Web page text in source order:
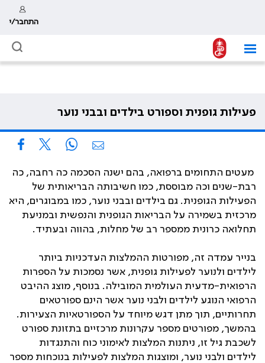
התחבר/י
פעילות גופנית וספורט בילדים ובבני נוער
מעטים התחומים ברפואה, בהם ישנה הסכמה כה רחבה, כה
רבת-שנים וכה מבוססת, כמו חשיבותה הבריאותית של
הפעילות הגופנית. גם בילדים ובבני נוער, כמו במבוגרים, היא
מרכזית בשמירה על הבריאות הגופנית והנפשית ובמניעת
תחלואה כרונית ממספר רב של מחלות, בהווה ובעתיד.
בנייר עמדה זה, מפורטות ההמלצות העדכניות ביותר
לילדים ולנוער לפעילות גופנית, אשר נסמכות על הספרות
הרפואית-מדעית העולמית המובילה. בנוסף, מוצג ההיבט
הרפואי הנוגע לילדים ולבני נוער אשר הינם ספורטאים
תחרותיים, תוך מתן דגש מיוחד על הספורטאיות הצעירות.
בהמשך, מפורטים מספר עקרונות מרכזיים בתזונת ספורט
לשכבת גיל זו, ניתנות המלצות לאימוני כוח והתנגדות
לילדים ולבני נוער, ומוצגות המלצות לפעילות בנוכחות מספר